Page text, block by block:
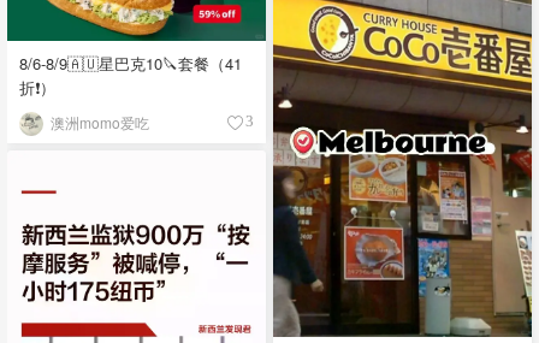
8/6-8/9🇦🇺星巴克10🔪套餐（41
折❗）
澳洲momo爱吃 3